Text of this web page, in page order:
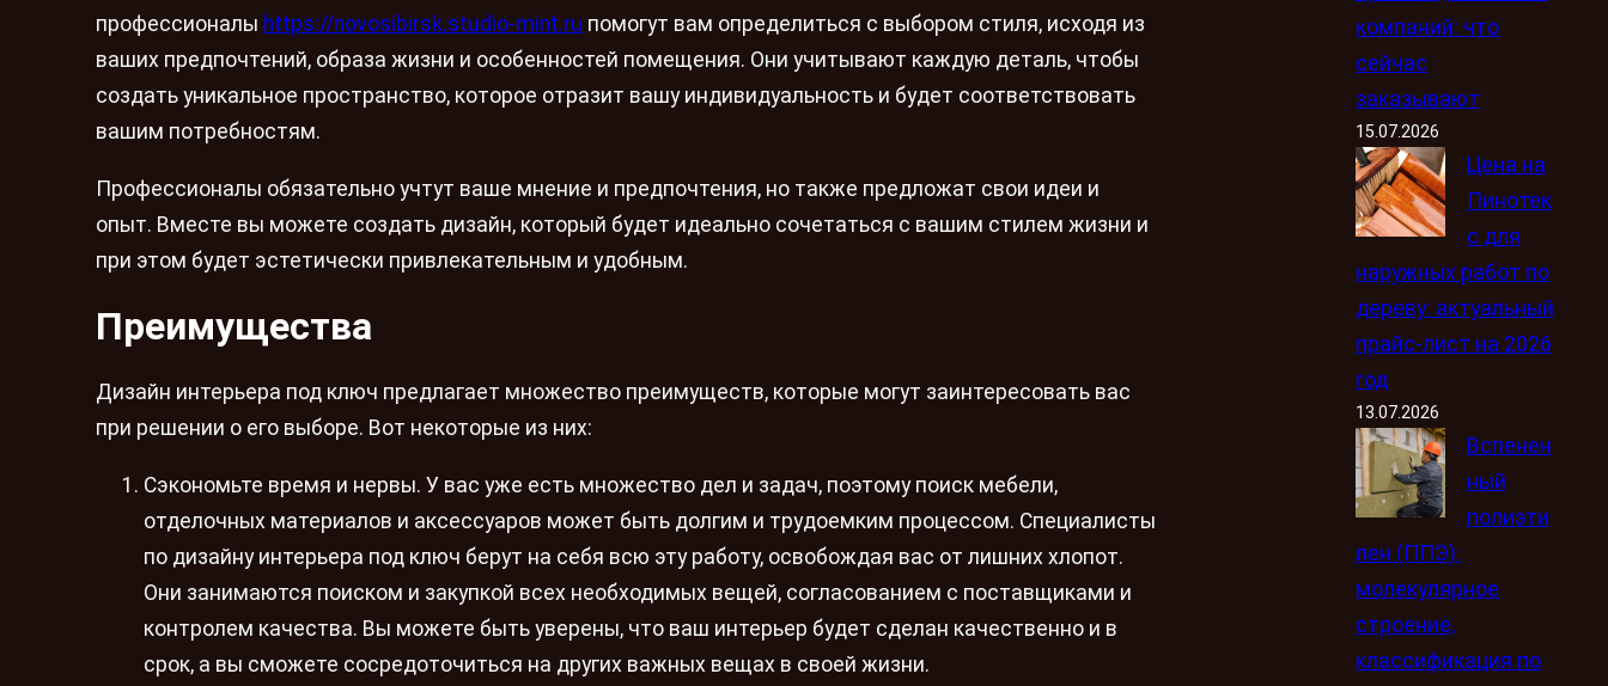
профессионалы https://novosibirsk.studio-mint.ru помогут вам определиться с выбором стиля, исходя из
ваших предпочтений, образа жизни и особенностей помещения. Они учитывают каждую деталь, чтобы
создать уникальное пространство, которое отразит вашу индивидуальность и будет соответствовать
вашим потребностям.
Профессионалы обязательно учтут ваше мнение и предпочтения, но также предложат свои идеи и
опыт. Вместе вы можете создать дизайн, который будет идеально сочетаться с вашим стилем жизни и
при этом будет эстетически привлекательным и удобным.
Преимущества
Дизайн интерьера под ключ предлагает множество преимуществ, которые могут заинтересовать вас
при решении о его выборе. Вот некоторые из них:
Сэкономьте время и нервы. У вас уже есть множество дел и задач, поэтому поиск мебели,
отделочных материалов и аксессуаров может быть долгим и трудоемким процессом. Специалисты
по дизайну интерьера под ключ берут на себя всю эту работу, освобождая вас от лишних хлопот.
Они занимаются поиском и закупкой всех необходимых вещей, согласованием с поставщиками и
контролем качества. Вы можете быть уверены, что ваш интерьер будет сделан качественно и в
срок, а вы сможете сосредоточиться на других важных вещах в своей жизни.
компаний: что
сейчас
заказывают
15.07.2026
Цена на
Пинотек
с для
наружных работ по
дереву: актуальный
прайс-лист на 2026
год
13.07.2026
Вспенен
ный
полиэти
лен (ППЭ):
молекулярное
строение,
классификация по